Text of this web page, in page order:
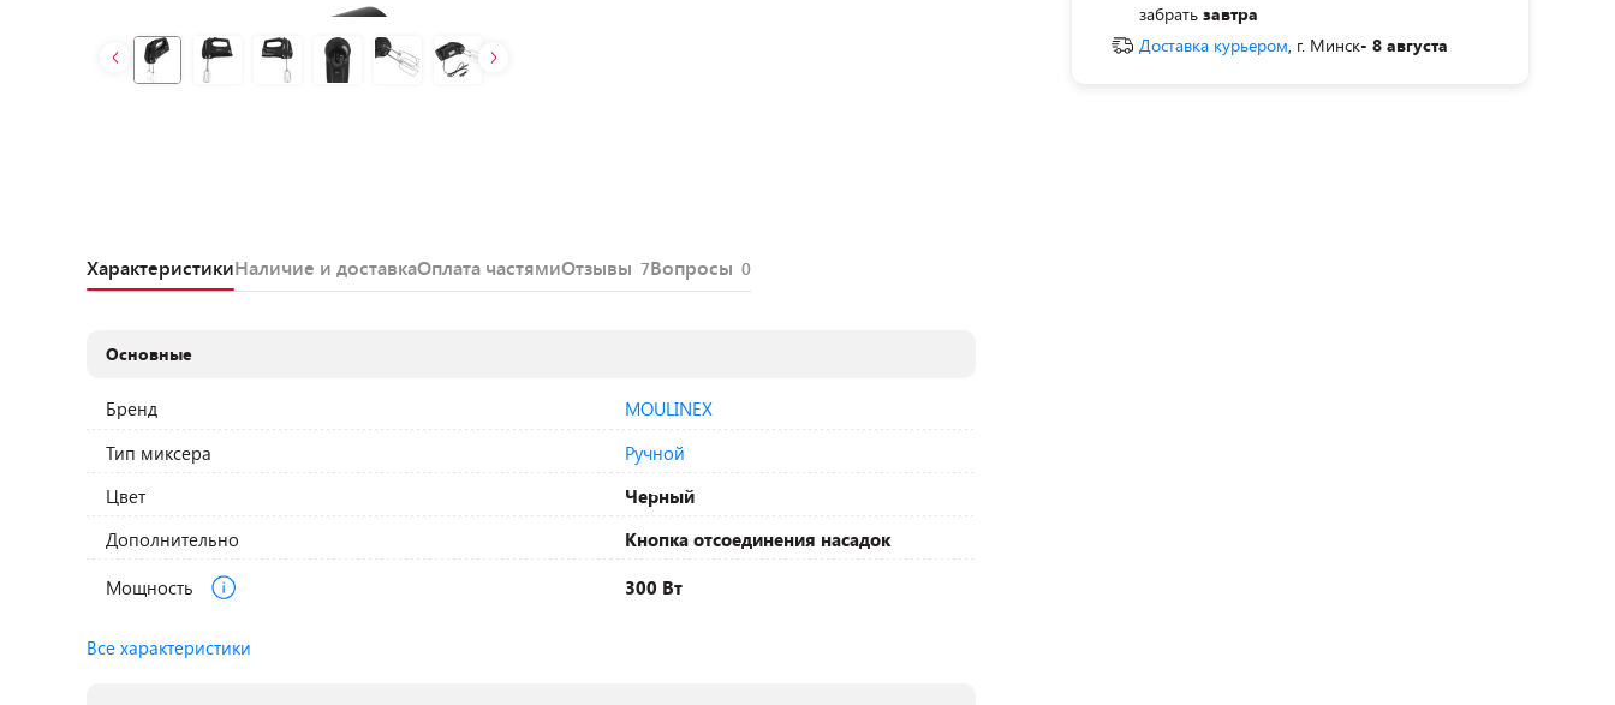
забрать завтра
Доставка курьером, г. Минск- 8 августа
ХарактеристикиНаличие и доставкаОплата частямиОтзывы 7Вопросы 0
Основные
Бренд
MOULINEX
Тип миксера
Ручной
Цвет
Черный
Дополнительно
Кнопка отсоединения насадок
Мощность
300 Вт
Все характеристики